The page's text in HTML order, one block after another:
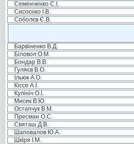
Семенченко С.І.
Сисоєнко І.В.
Соболєв Є.В.
Барвіненко В.Д.
Біловол О.М.
Бондар В.В.
Гуляєв В.О.
Ільюк А.О.
Кіссе А.І.
Кулініч О.І.
Мисик В.Ю.
Остапчук В.М.
Пресман О.С.
Святаш Д.В.
Шаповалов Ю.А.
Шкіря І.М.